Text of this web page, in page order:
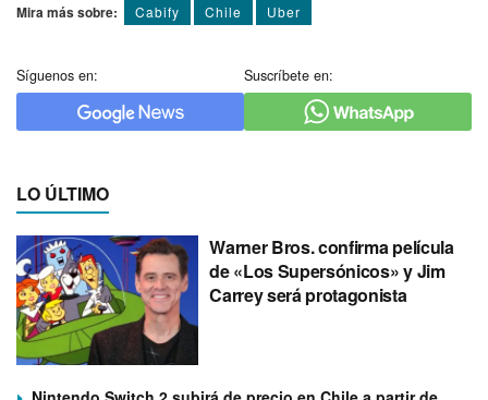
Mira más sobre: Cabify Chile Uber
Síguenos en: Suscríbete en:
LO ÚLTIMO
Warner Bros. confirma película
de «Los Supersónicos» y Jim
Carrey será protagonista